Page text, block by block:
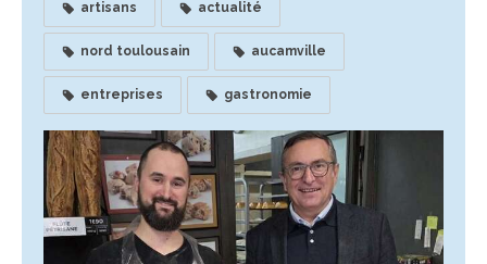
artisans actualité
nord toulousain aucamville
entreprises gastronomie